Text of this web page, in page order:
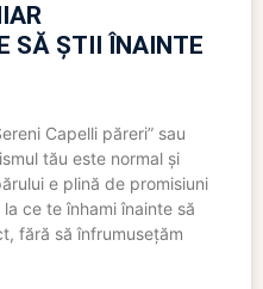
SĂ ȘTII ÎNAINTE
Capelli păreri” sau
tău este normal și
e plină de promisiuni
ce te înhami înainte să
fără să înfrumusețăm